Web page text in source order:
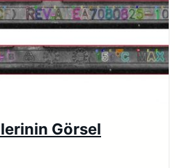
Görsel